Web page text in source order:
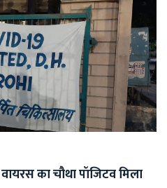
का चौथा पॉजिटव मिला